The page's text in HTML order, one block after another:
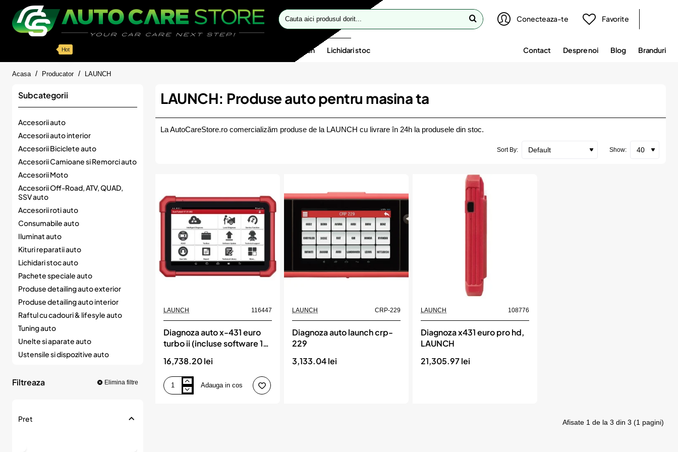
Cauta
aici
Conecteaza-te Favorite
Hot Oferte flash Lichidari stoc Contact Despre noi Blog Branduri
Acasa homeProducator LAUNCH
Subcategorii
Accesorii auto
Accesorii auto interior
Accesorii Biciclete auto
Accesorii Camioane si Remorci auto
Accesorii Moto
Accesorii Off-Road, ATV, QUAD,
SSV auto
Accesorii roti auto
Consumabile auto
Iluminat auto
Kituri reparatii auto
Lichidari stoc auto
Pachete speciale auto
Produse detailing auto exterior
Produse detailing auto interior
Raftul cu cadouri & lifesyle auto
Tuning auto
Unelte si aparate auto
Ustensile si dispozitive auto
Filtreaza Elimina filtre
Pret
LAUNCH: Produse auto pentru masina ta
La AutoCareStore.ro comercializăm produse de la LAUNCH cu livrare în 24h la produsele din stoc.
Sort By: Show:
LAUNCH 116447
Diagnoza auto x-431 euro
turbo ii (incluse software 12
electronics 12 luni) launch
16,738.20 lei
Diagnoza
auto
Adauga in cos
Momentan indisponibil
LAUNCH CRP-229
Diagnoza auto launch crp-
229
3,133.04 lei
Momentan indisponibil
LAUNCH 108776
Diagnoza x431 euro pro hd,
LAUNCH
21,305.97 lei
Afisate 1 de la 3 din 3 (1 pagini)